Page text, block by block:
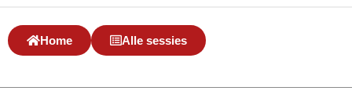
Home Alle sessies